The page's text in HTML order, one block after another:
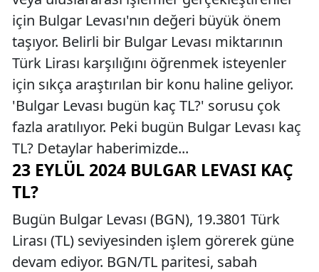
için Bulgar Levası'nın değeri büyük önem
taşıyor. Belirli bir Bulgar Levası miktarının
Türk Lirası karşılığını öğrenmek isteyenler
için sıkça araştırılan bir konu haline geliyor.
'Bulgar Levası bugün kaç TL?' sorusu çok
fazla aratılıyor. Peki bugün Bulgar Levası kaç
TL? Detaylar haberimizde...
23 EYLÜL 2024 BULGAR LEVASI KAÇ
TL?
Bugün Bulgar Levası (BGN), 19.3801 Türk
Lirası (TL) seviyesinden işlem görerek güne
devam ediyor. BGN/TL paritesi, sabah